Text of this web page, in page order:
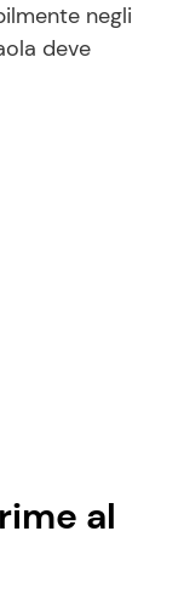
negli
deve
al